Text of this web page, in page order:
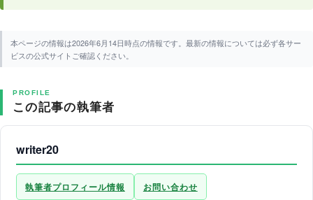
本ページの情報は2026年6月14日時点の情報です。最新の情報については必ず各サー
ビスの公式サイトご確認ください。
PROFILE
この記事の執筆者
writer20
執筆者プロフィール情報 お問い合わせ